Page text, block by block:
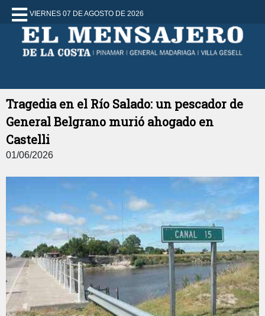
VIERNES 07 DE AGOSTO DE 2026
Tragedia en el Río Salado: un pescador de
General Belgrano murió ahogado en
Castelli
01/06/2026